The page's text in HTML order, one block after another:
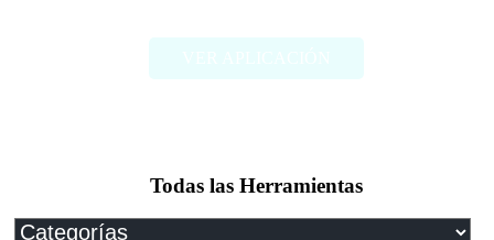
Todas las Herramientas